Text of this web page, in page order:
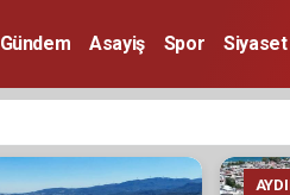
Gündem Asayiş Spor Siyaset